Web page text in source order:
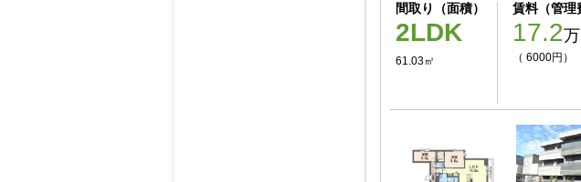
間取り（面積）
2LDK
61.03㎡
賃料（管理
17.2
（ 6000円）